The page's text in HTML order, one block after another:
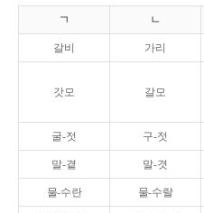
ㄱ ㄴ
갈비 가리
갓모 갈모
굴-젓 구-젓
말-곁 말-겻
물-수란 물-수랄